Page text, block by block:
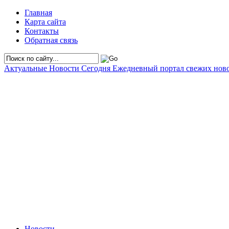
Главная
Карта сайта
Контакты
Обратная связь
Актуальные Новости Сегодня Ежедневный портал свежих